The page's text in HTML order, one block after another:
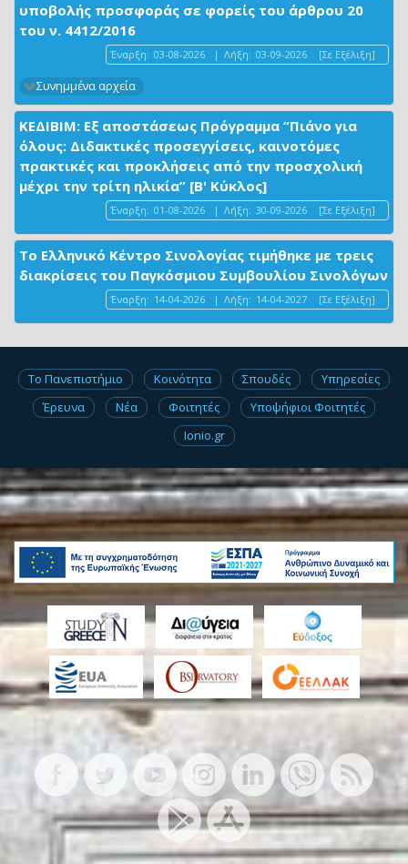
υποβολής προσφοράς σε φορείς του άρθρου 20
του ν. 4412/2016
Έναρξη: 03-08-2026 | Λήξη: 03-09-2026 [Σε Εξέλιξη]
Συνημμένα αρχεία
ΚΕΔΙΒΙΜ: Εξ αποστάσεως Πρόγραμμα “Πιάνο για
όλους: Διδακτικές προσεγγίσεις, καινοτόμες
πρακτικές και προκλήσεις από την προσχολική
μέχρι την τρίτη ηλικία” [Β' Κύκλος]
Έναρξη: 01-08-2026 | Λήξη: 30-09-2026 [Σε Εξέλιξη]
Το Ελληνικό Κέντρο Σινολογίας τιμήθηκε με τρεις
διακρίσεις του Παγκόσμιου Συμβουλίου Σινολόγων
Έναρξη: 14-04-2026 | Λήξη: 14-04-2027 [Σε Εξέλιξη]
Το Πανεπιστήμιο Κοινότητα Σπουδές
Υπηρεσίες
Έρευνα
Νέα Φοιτητές
Υποψήφιοι Φοιτητές
Ionio.gr